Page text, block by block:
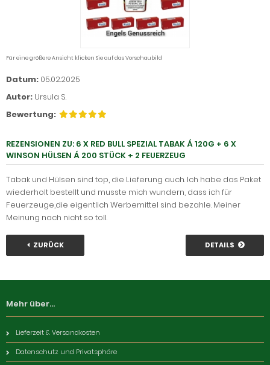
Für eine größere Ansicht klicken Sie auf das Vorschaubild
Datum: 05.02.2025
Autor: Ursula S.
Bewertung:
REZENSIONEN ZU: 6 X RED BULL SPEZIAL TABAK Á 120G + 6 X
WINSON HÜLSEN Á 200 STÜCK + 2 FEUERZEUG
Tabak und Hülsen sind top, die Lieferung auch. Ich habe das Paket
wiederholt bestellt und musste mich wundern, dass ich für
Feuerzeuge,die eigentlich Werbemittel sind bezahle. Meiner
Meinung nach nicht so toll.
ZURÜCK DETAILS
Mehr über...
Lieferzeit & Versandkosten
Datenschutz und Privatsphäre